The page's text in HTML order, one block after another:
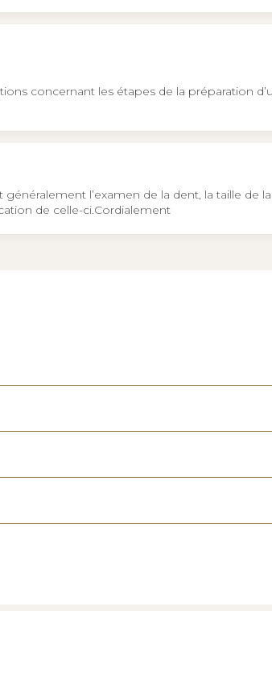
concernant les étapes de la préparation
l’examen de la dent, la taille de
de celle-ci.Cordialement